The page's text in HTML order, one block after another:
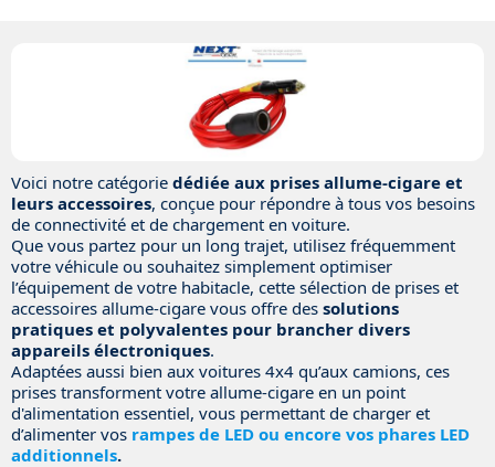
Voici notre catégorie dédiée aux prises allume-cigare et
leurs accessoires, conçue pour répondre à tous vos besoins
de connectivité et de chargement en voiture.
Que vous partez pour un long trajet, utilisez fréquemment
votre véhicule ou souhaitez simplement optimiser
l’équipement de votre habitacle, cette sélection de prises et
accessoires allume-cigare vous offre des solutions
pratiques et polyvalentes pour brancher divers
appareils électroniques.
Adaptées aussi bien aux voitures 4x4 qu’aux camions, ces
prises transforment votre allume-cigare en un point
d'alimentation essentiel, vous permettant de charger et
d’alimenter vos rampes de LED ou encore vos phares LED
additionnels.